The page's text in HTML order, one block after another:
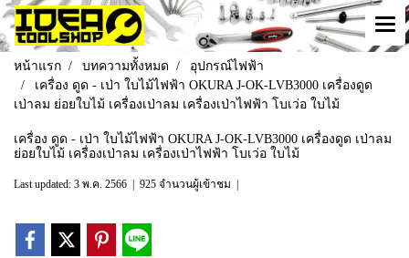
หน้าแรก บทความทั้งหมด
อุปกรณ์ไฟฟ้า
เครื่อง ดูด - เป่า ใบไม้ไฟฟ้า OKURA J-OK-LVB3000 เครื่องดูด
เป่าลม ย่อยใบไม้ เครื่องเป่าลม เครื่องเป่าไฟฟ้า โบเว่อ ใบไม้
เครื่อง ดูด - เป่า ใบไม้ไฟฟ้า OKURA J-OK-LVB3000 เครื่องดูด เป่าลม
ย่อยใบไม้ เครื่องเป่าลม เครื่องเป่าไฟฟ้า โบเว่อ ใบไม้
Last updated: 3 พ.ค. 2566 925 จำนวนผู้เข้าชม